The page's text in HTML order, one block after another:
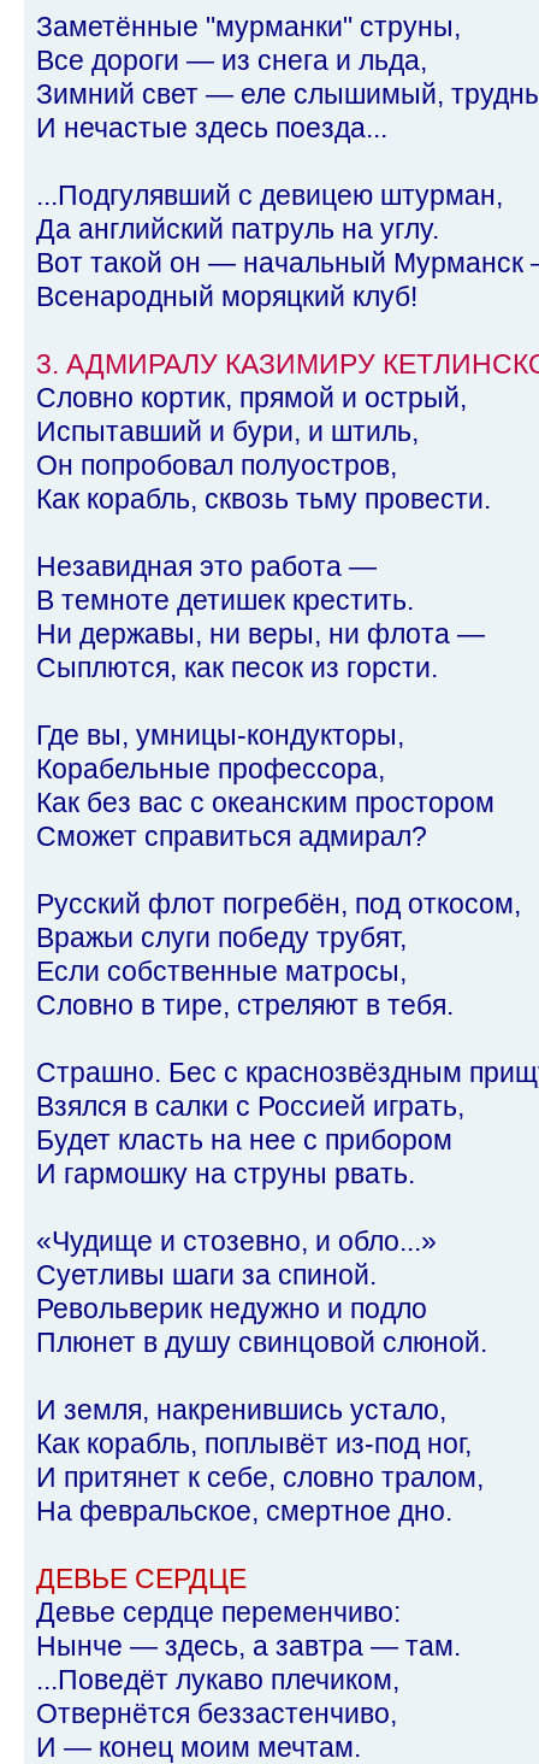
Заметённые "мурманки" струны,
Все дороги — из снега и льда,
Зимний свет — еле слышимый,
И нечастые здесь поезда...
...Подгулявший с девицею штурман,
Да английский патруль на углу.
Вот такой он — начальный
Всенародный моряцкий клуб!
3. АДМИРАЛУ КАЗИМИРУ
Словно кортик, прямой и острый,
Испытавший и бури, и штиль,
Он попробовал полуостров,
Как корабль, сквозь тьму провести.
Незавидная это работа —
В темноте детишек крестить.
Ни державы, ни веры, ни флота —
Сыплются, как песок из горсти.
Где вы, умницы-кондукторы,
Корабельные профессора,
Как без вас с океанским простором
Сможет справиться адмирал?
Русский флот погребён, под откосом,
Вражьи слуги победу трубят,
Если собственные матросы,
Словно в тире, стреляют в тебя.
Страшно. Бес с краснозвёздным
Взялся в салки с Россией играть,
Будет класть на нее с прибором
И гармошку на струны рвать.
«Чудище и стозевно, и обло...»
Суетливы шаги за спиной.
Револьверик недужно и подло
Плюнет в душу свинцовой слюной.
И земля, накренившись устало,
Как корабль, поплывёт из-под ног,
И притянет к себе, словно тралом,
На февральское, смертное дно.
ДЕВЬЕ СЕРДЦЕ
Девье сердце переменчиво:
Нынче — здесь, а завтра — там.
...Поведёт лукаво плечиком,
Отвернётся беззастенчиво,
И — конец моим мечтам.